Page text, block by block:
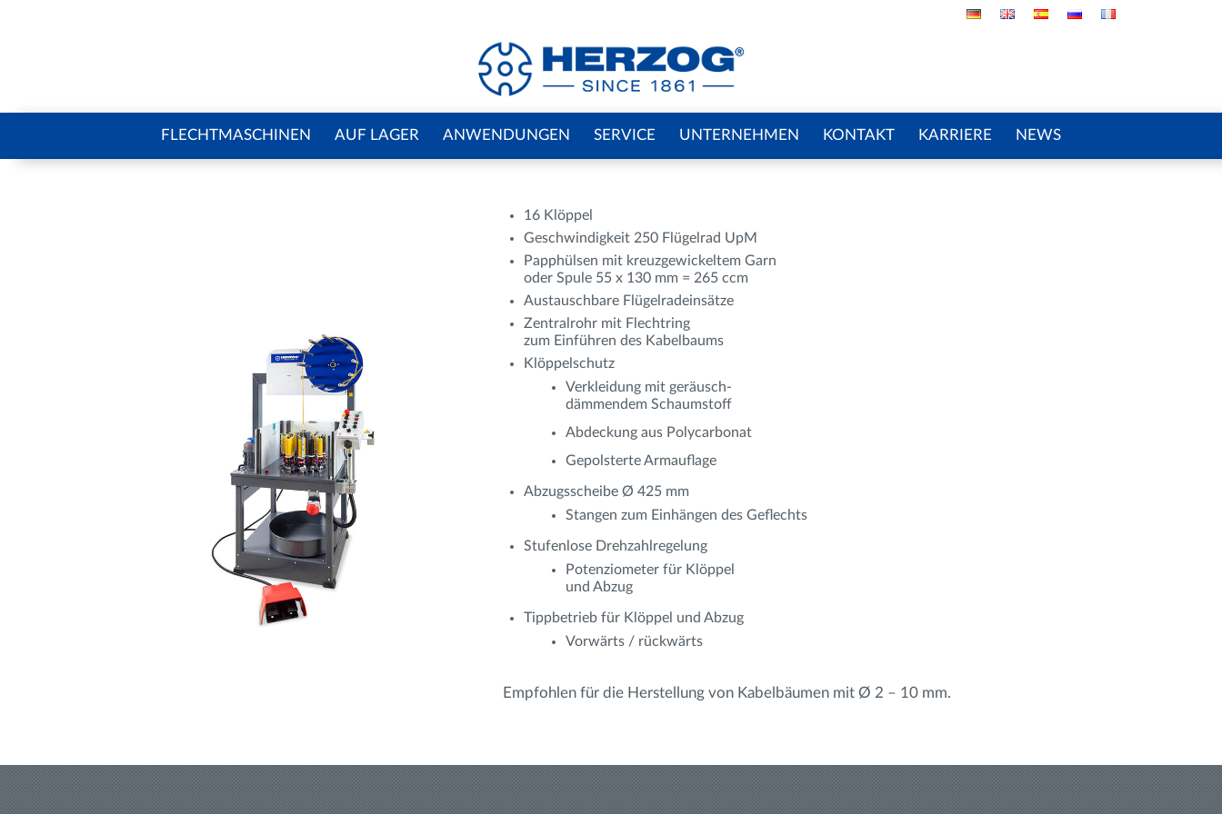
FLECHTMASCHINEN AUF LAGER ANWENDUNGEN SERVICE UNTERNEHMEN KONTAKT KARRIERE NEWS
16 Klöppel
Geschwindigkeit 250 Flügelrad UpM
Papphülsen mit kreuzgewickeltem Garn
oder Spule 55 x 130 mm = 265 ccm
Austauschbare Flügelradeinsätze
Zentralrohr mit Flechtring
zum Einführen des Kabelbaums
Klöppelschutz
Verkleidung mit geräusch-
dämmendem Schaumstoff
Abdeckung aus Polycarbonat
Gepolsterte Armauflage
Abzugsscheibe Ø 425 mm
Stangen zum Einhängen des Geflechts
Stufenlose Drehzahlregelung
Potenziometer für Klöppel
und Abzug
Tippbetrieb für Klöppel und Abzug
Vorwärts / rückwärts
Empfohlen für die Herstellung von Kabelbäumen mit Ø 2 – 10 mm.